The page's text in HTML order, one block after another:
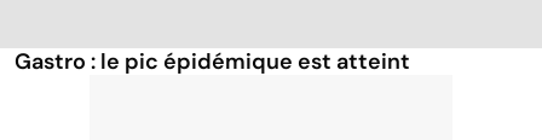
Gastro : le pic épidémique est atteint